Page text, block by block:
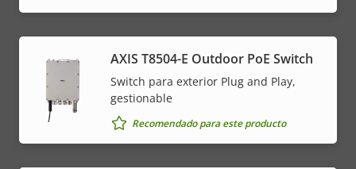
AXIS T8504-E Outdoor PoE Switch
Switch para exterior Plug and Play,
gestionable
Recomendado para este producto